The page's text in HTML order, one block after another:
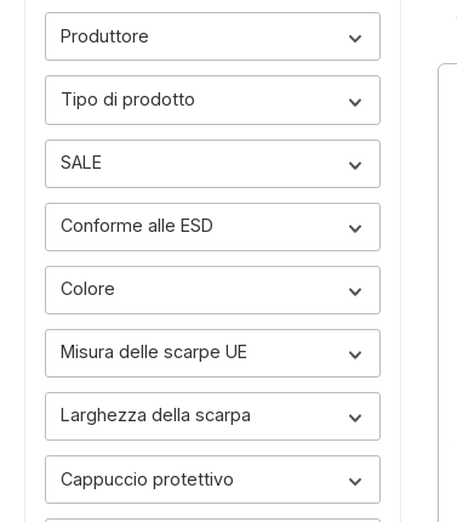
Produttore
Tipo di prodotto
SALE
Conforme alle ESD
Colore
Misura delle scarpe UE
Larghezza della scarpa
Cappuccio protettivo